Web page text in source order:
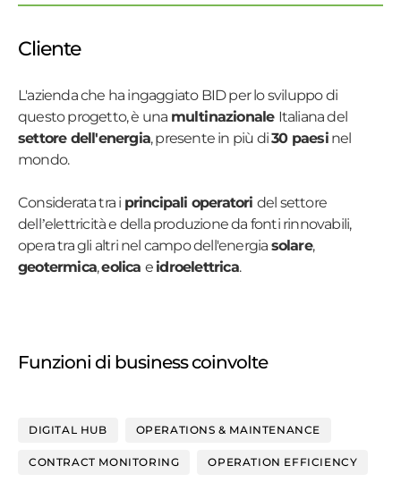
Cliente
L'azienda che ha ingaggiato BID per lo sviluppo di
questo progetto, è una multinazionale Italiana del
settore dell'energia, presente in più di30 paesinel
mondo.
Considerata tra i principali operatori del settore
dell’elettricità e della produzione da fonti rinnovabili,
opera tra gli altri nel campo dell'energia solare,
geotermica,eolica e idroelettrica.
Funzioni di business coinvolte
DIGITAL HUB OPERATIONS & MAINTENANCE
CONTRACT MONITORING OPERATION EFFICIENCY